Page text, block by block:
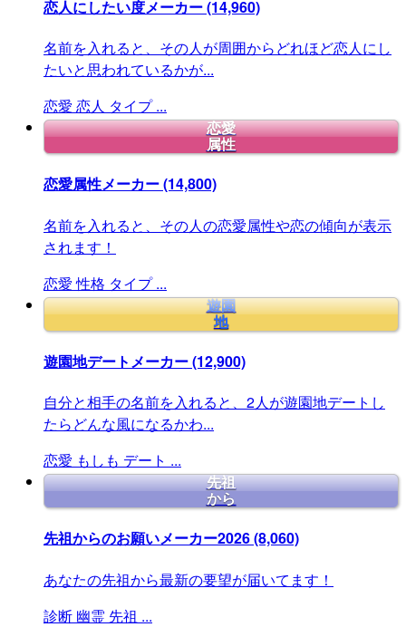
恋人にしたい度メーカー(14,960)
名前を入れると、その人が周囲からどれほど恋人にし
たいと思われているかが...
恋愛 恋人 タイプ ...
恋愛
属性
恋愛属性メーカー(14,800)
名前を入れると、その人の恋愛属性や恋の傾向が表示
されます！
恋愛 性格 タイプ ...
遊園
地
遊園地デートメーカー(12,900)
自分と相手の名前を入れると、2人が遊園地デートし
たらどんな風になるかわ...
恋愛 もしも デート ...
先祖
から
先祖からのお願いメーカー2026(8,060)
あなたの先祖から最新の要望が届いてます！
診断 幽霊 先祖 ...